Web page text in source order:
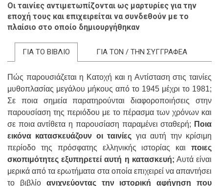
Οι ταινίες αντιμετωπίζονται ως μαρτυρίες για την
εποχή τους και επιχειρείται να συνδεθούν με το
πλαίσιο στο οποίο δημιουργήθηκαν
ΓΙΑ ΤΟ ΒΙΒΛΙΟ ΓΙΑ ΤΟΝ / ΤΗΝ ΣΥΓΓΡΑΦΕΑ
Πώς παρουσιάζεται η Κατοχή και η Αντίσταση στις ταινίες
μυθοπλασίας μεγάλου μήκους από το 1945 μέχρι το 1981;
Σε ποια σημεία παρατηρούνται διαφοροποιήσεις στην
παρουσίαση της περιόδου με το πέρασμα των χρόνων και
σε ποια αντίθετα η παρουσίαση παραμένει σταθερή; Ποια
εικόνα κατασκευάζουν οι ταινίες για αυτή την κρίσιμη
περίοδο της πρόσφατης ελληνικής ιστορίας και ποιες
σκοπιμότητες εξυπηρετεί αυτή η κατασκευή; Αυτά είναι
μερικά από τα ερωτήματα στα οποία επιχειρεί να απαντήσει
το βιβλίο ανιχνεύοντας την ιστορική αφήγηση που